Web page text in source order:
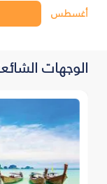
أغسطس
الوجهات